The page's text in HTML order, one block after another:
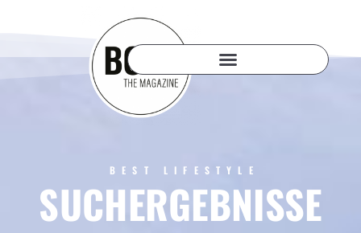
BEST LIFESTYLE
SUCHERGEBNISSE